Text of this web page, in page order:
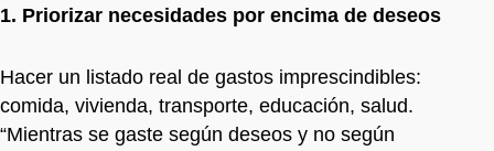
1. Priorizar necesidades por encima de deseos
Hacer un listado real de gastos imprescindibles:
comida, vivienda, transporte, educación, salud.
“Mientras se gaste según deseos y no según